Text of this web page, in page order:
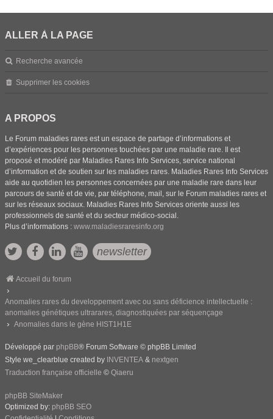
ALLER À LA PAGE
Recherche avancée
Supprimer les cookies
A PROPOS
Le Forum maladies rares est un espace de partage d’informations et
d’expériences pour les personnes touchées par une maladie rare. Il est
proposé et modéré par Maladies Rares Info Services, service national
d’information et de soutien sur les maladies rares. Maladies Rares Info Services
aide au quotidien les personnes concernées par une maladie rare dans leur
parcours de santé et de vie, par téléphone, mail, sur le Forum maladies rares et
sur les réseaux sociaux. Maladies Rares Info Services oriente aussi les
professionnels de santé et du secteur médico-social.
Plus d’informations : www.maladiesraresinfo.org
newsletter
Accueil du forum
Anomalies rares du developpement avec ou sans déficience intellectuelle :
anomalies génétiques ultrarares, diagnostiquées par séquençage
Anomalies dans le gène HIST1H1E
Développé par phpBB® Forum Software © phpBB Limited
Style we_clearblue created by INVENTEA & nextgen
Traduction française officielle © Qiaeru
phpBB SiteMaker
Optimized by: phpBB SEO